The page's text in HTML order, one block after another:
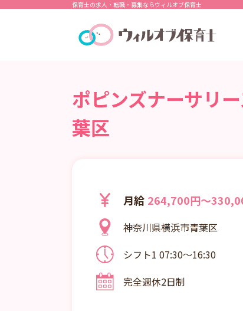
保育士の求人・転職・募集ならウィルオブ保育士
ポピンズナーサリ
葉区
月給 264,700円～
神奈川県横浜市青葉区
シフト1 07:30～16:30
シフト3 11:00～20:00
完全週休2日制